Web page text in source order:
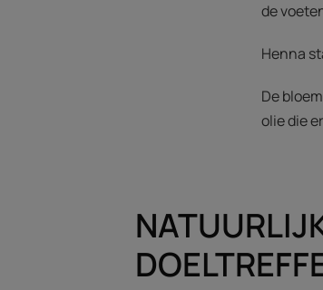
de
Henna
De
olie die